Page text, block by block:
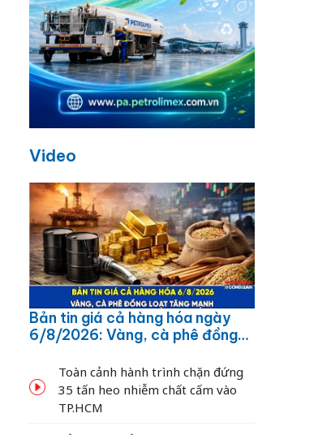
Video
Bản tin giá cả hàng hóa ngày
6/8/2026: Vàng, cà phê đồng
Toàn cảnh hành trình chặn đứng
35 tấn heo nhiễm chất cấm vào
TP.HCM